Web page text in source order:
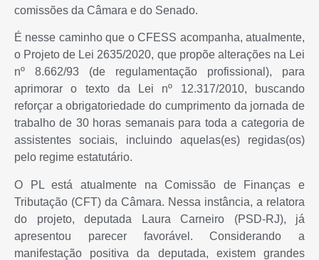
comissões da Câmara e do Senado.
É nesse caminho que o CFESS acompanha, atualmente,
o Projeto de Lei 2635/2020, que propõe alterações na Lei
nº 8.662/93 (de regulamentação profissional), para
aprimorar o texto da Lei nº 12.317/2010, buscando
reforçar a obrigatoriedade do cumprimento da jornada de
trabalho de 30 horas semanais para toda a categoria de
assistentes sociais, incluindo aquelas(es) regidas(os)
pelo regime estatutário.
O PL está atualmente na Comissão de Finanças e
Tributação (CFT) da Câmara. Nessa instância, a relatora
do projeto, deputada Laura Carneiro (PSD-RJ), já
apresentou parecer favorável. Considerando a
manifestação positiva da deputada, existem grandes